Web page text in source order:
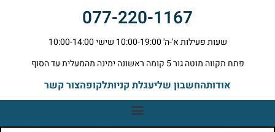
077-220-1167
שעות פעילות א'-ה' 10:00-19:00 שישי 10:00-14:00
פתח תקווה מוטה גור 5 קומה ראשונה ימינה מהמעלית עד הסוף
אודותהחשבון שליעגלת קניותלקופהצור קשר